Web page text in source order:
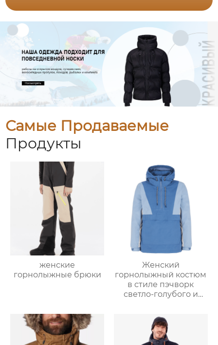
Самые Продаваемые
Продукты
женские
горнолыжные брюки
Женский
горнолыжный костюм
в стиле пэчворк
светло-голубого и